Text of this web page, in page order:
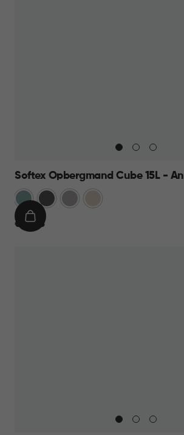
Softex Opbergmand Cube 15L -
BlauwAntraciet
TaupeBeige
€
€ 10,95
IN